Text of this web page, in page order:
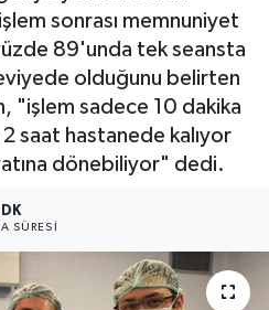
sonrası memnuniyet
89'unda tek seansta
olduğunu belirten
"işlem sadece 10 dakika
saat hastanede kalıyor
dönebiliyor" dedi.
SÜRESI